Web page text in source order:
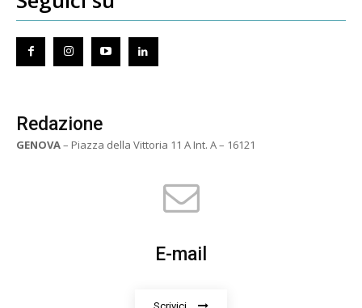
Redazione
GENOVA– Piazza della Vittoria 11 A Int. A – 16121
E-mail
Scrivici